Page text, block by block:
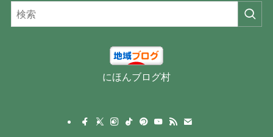
にほんブログ村